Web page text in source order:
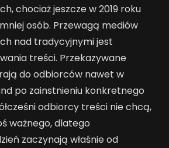
chociaż jeszcze w 2019 roku
osób. Przewagą mediów
nad tradycyjnymi jest
treści. Przekazywane
do odbiorców nawet w
po zainstnieniu konkretnego
odbiorcy treści nie chcą,
ważnego, dlatego
zaczynają właśnie od